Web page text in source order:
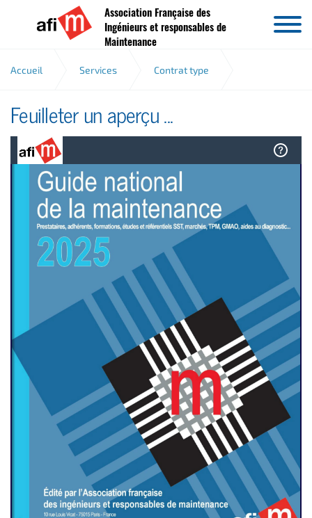
Aller au contenu
Association Française des
Ingénieurs et responsables de
Maintenance
Accueil Services Contrat type
Contrat type apercu
Feuilleter un aperçu ...